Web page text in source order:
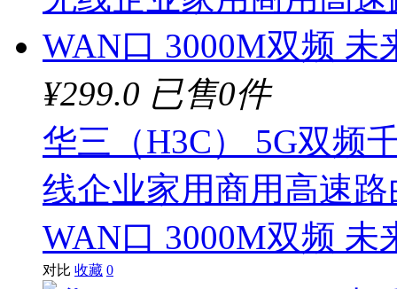
¥299.0 已售0件
华三（H3C） 5G双频
线企业家用商用高速
WAN口 3000M双频 未
对比 收藏 0